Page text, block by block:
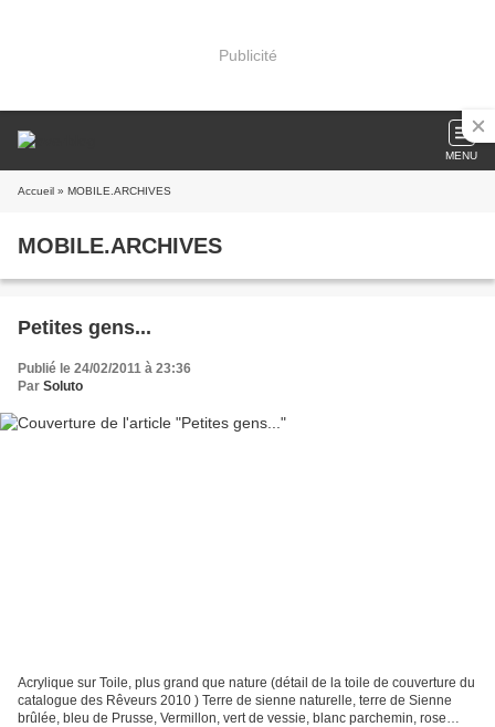
Publicité
MENU
Accueil » MOBILE.ARCHIVES
MOBILE.ARCHIVES
Petites gens...
Publié le 24/02/2011 à 23:36
Par Soluto
Acrylique sur Toile, plus grand que nature (détail de la toile de couverture du
catalogue des Rêveurs 2010 ) Terre de sienne naturelle, terre de Sienne
brûlée, bleu de Prusse, Vermillon, vert de vessie, blanc parchemin, rose